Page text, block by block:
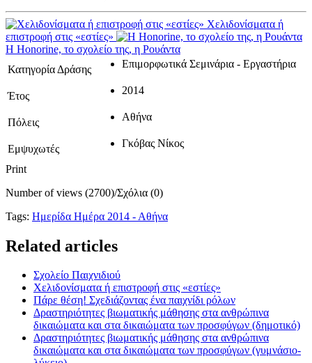
Χελιδονίσματα ή
επιστροφή στις «εστίες»
Η Honorine, το σχολείο της, η Ρουάντα
Κατηγορία Δράσης
Επιμορφωτικά Σεμινάρια - Εργαστήρια
Έτος 2014
Πόλεις Αθήνα
Εμψυχωτές Γκόβας Νίκος
Print
Number of views (2700)/Σχόλια (0)
Tags: Ημερίδα Ημέρα 2014 - Αθήνα
Related articles
Σχολείο Παιχνιδιού
Χελιδονίσματα ή επιστροφή στις «εστίες»
Πάρε θέση! Σχεδιάζοντας ένα παιχνίδι ρόλων
Δραστηριότητες βιωματικής μάθησης στα ανθρώπινα
δικαιώματα και στα δικαιώματα των προσφύγων (δημοτικό)
Δραστηριότητες βιωματικής μάθησης στα ανθρώπινα
δικαιώματα και στα δικαιώματα των προσφύγων (γυμνάσιο-